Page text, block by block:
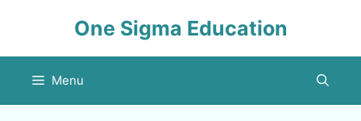
One Sigma Education
Menu